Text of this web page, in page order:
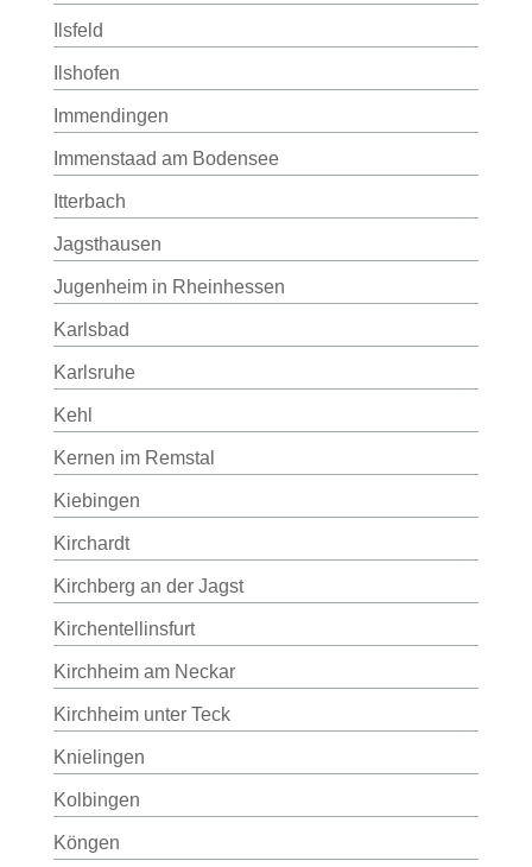
Ilsfeld
Ilshofen
Immendingen
Immenstaad am Bodensee
Itterbach
Jagsthausen
Jugenheim in Rheinhessen
Karlsbad
Karlsruhe
Kehl
Kernen im Remstal
Kiebingen
Kirchardt
Kirchberg an der Jagst
Kirchentellinsfurt
Kirchheim am Neckar
Kirchheim unter Teck
Knielingen
Kolbingen
Köngen